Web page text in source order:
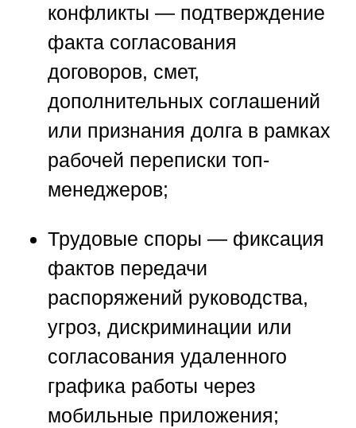
конфликты — подтверждение
факта согласования
договоров, смет,
дополнительных соглашений
или признания долга в рамках
рабочей переписки топ-
менеджеров;
Трудовые споры — фиксация
фактов передачи
распоряжений руководства,
угроз, дискриминации или
согласования удаленного
графика работы через
мобильные приложения;